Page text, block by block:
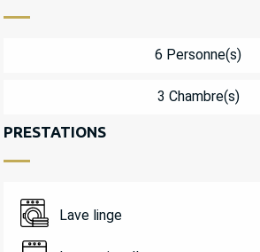
6 Personne(s)
3 Chambre(s)
PRESTATIONS
Lave linge